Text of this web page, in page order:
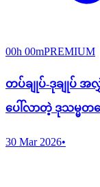
00h 00mPREMIUM
တပ်ချုပ်-ဒုချုပ်
ပေါ်လာတဲ့ ဒုသမ္မတလ
30 Mar 2026•